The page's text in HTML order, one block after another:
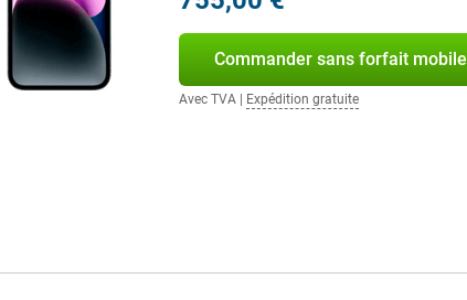
Commander sans forfait mobile
Avec TVA| Expédition gratuite